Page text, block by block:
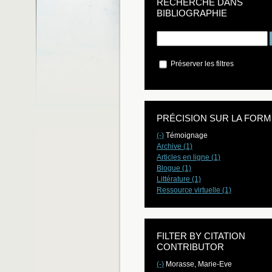
RECHERCHE DANS
BIBLIOGRAPHIE
Préserver les filtres
PRÉCISION SUR LA
(-) Témoignage
Archive (1)
Articles en ligne (1)
Blogue (1)
Littérature (1)
Ressource virtuelle (1)
FILTER BY CITATION
CONTRIBUTOR
(-) Morasse, Marie-Eve